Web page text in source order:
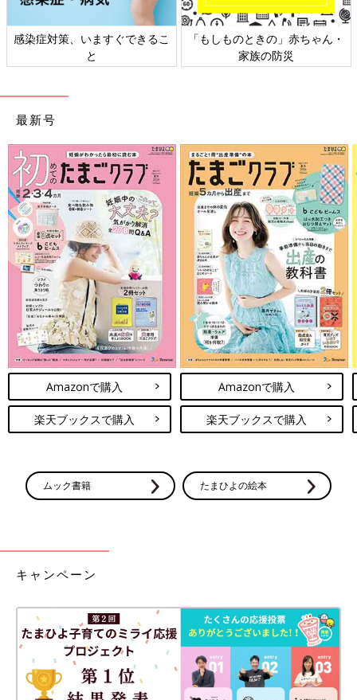
「もしものときの」赤ちゃん・
家族の防災
日本外来小児科学会リーフレッ
ト検討会
最新号
Amazonで購入
楽天ブックスで購入
Amazonで購入
楽天ブックスで購入
ムック書籍 たまひよの絵本
キャンペーン